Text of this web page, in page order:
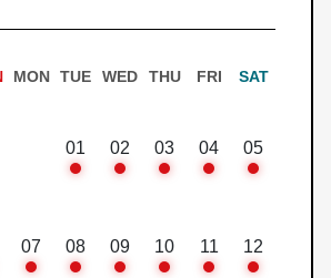
MON TUE WED THU FRI SAT
01 02 03 04 05
07 08 09 10 11 12